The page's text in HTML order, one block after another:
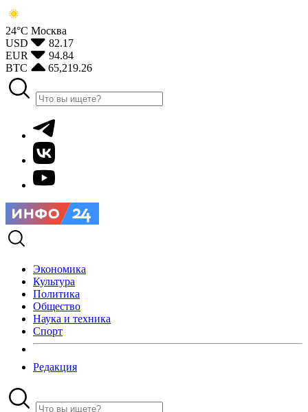
24°С Москва
USD
82.17
EUR
94.84
BTC
65,219.26
Экономика
Культура
Политика
Общество
Наука и техника
Спорт
Редакция